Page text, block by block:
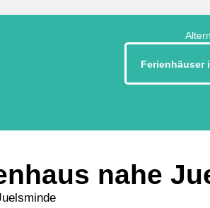
Ferienhäuser
nahe